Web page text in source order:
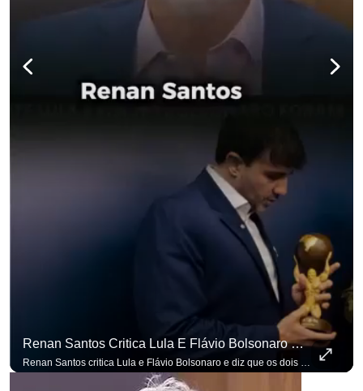
Renan Santos Critica Lula E Flávio Bolsonaro E Diz Que Os Dois São Lados Da Mesma Moeda.
Renan Santos critica Lula e Flávio Bolsonaro e diz que os dois são lados da mesma moeda. #OAntagonista Se você busca informação com credibilidade, inscreva-se agora e ative o